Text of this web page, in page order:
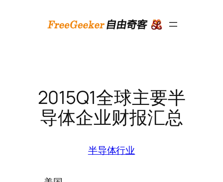
2015Q1全球主要半
导体企业财报汇总
半导体行业